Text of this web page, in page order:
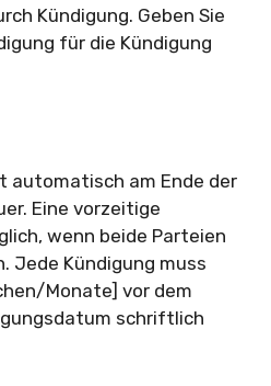
Kündigung. Geben Sie
für die Kündigung
automatisch am Ende der
Eine vorzeitige
wenn beide Parteien
Jede Kündigung muss
Monate] vor dem
schriftlich